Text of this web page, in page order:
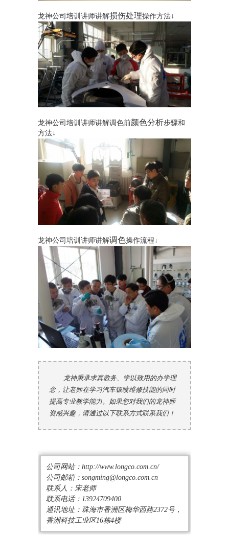
龙神公司培训讲师讲解损伤处理操作方法↓
龙神公司培训讲师讲解调色前颜色分析步骤和
方法↓
龙神公司培训讲师讲解调色操作流程↓
龙神秉承求真教务、学以致用的办学理
念，让老师在学习汽车钣喷维修技能的同时
提高专业教学能力。如果您对我们的龙神师
资感兴趣，请通过以下联系方式联系我们！
公司网站：http://www.longco.com.cn/
公司邮箱：songming@longco.com.cn
联系人：宋老师
联系电话：13924709400
通讯地址：珠海市香洲区梅华西路2372号，
香洲科技工业区16栋4楼